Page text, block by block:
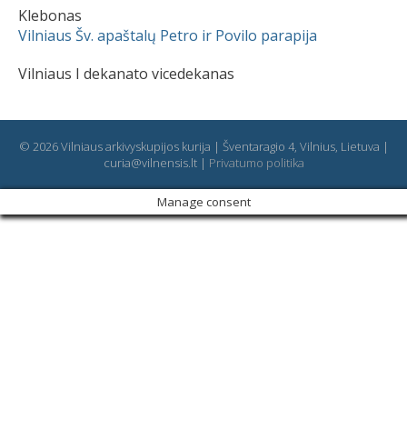
Klebonas
Vilniaus Šv. apaštalų Petro ir Povilo parapija
Vilniaus I dekanato vicedekanas
© 2026 Vilniaus arkivyskupijos kurija | Šventaragio 4, Vilnius, Lietuva |
curia@vilnensis.lt | Privatumo politika
Manage consent